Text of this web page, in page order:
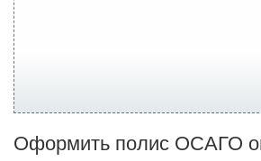
Оформить полис ОСАГО